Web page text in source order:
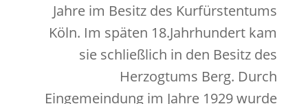
Jahre im Besitz des Kurfürstentums
Köln. Im späten 18.Jahrhundert kam
sie schließlich in den Besitz des
Herzogtums Berg. Durch
Eingemeindung im Jahre 1929 wurde